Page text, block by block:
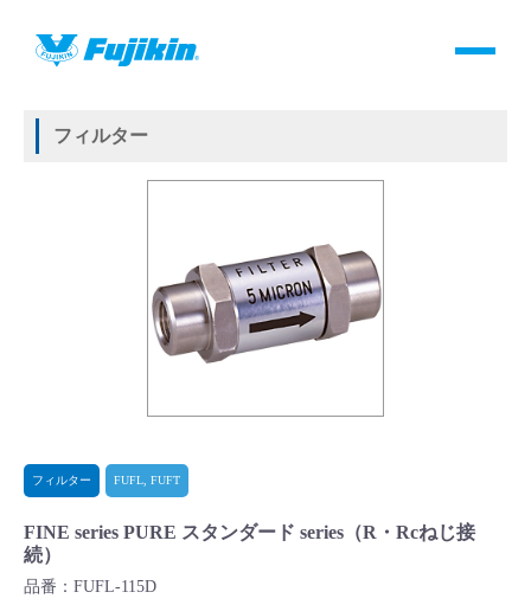
製品情報
製品カタログダウンロード
よくあるご質問(FAQ)・用語集
HOME 製品情報
フィルター
フィルター FUFL, FUFT
FINE series PURE スタンダード series（R・Rcねじ接
続）
品番：FUFL-115D